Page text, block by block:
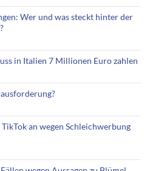
Wer und was steckt hinter der
in Italien 7 Millionen Euro zahlen
an wegen Schleichwerbung